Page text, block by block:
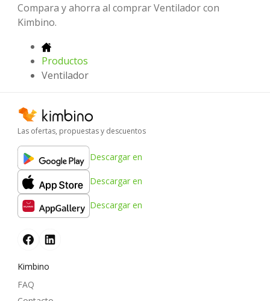
Compara y ahorra al comprar Ventilador con
Kimbino.
Productos
Ventilador
Las ofertas, propuestas y descuentos
Descargar en
Descargar en
Descargar en
Kimbino
FAQ